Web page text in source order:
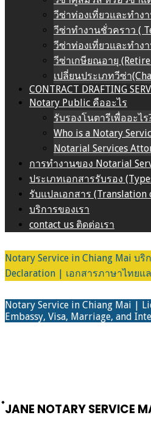
วีซ่าท่องเที่ยวและทำง
วีซ่าทำงานชั่วคราว (
วีซ่าท่องเที่ยวและทำง
วีซ่าเกษียณอายุ
เปลี่ยนประเภทวีซ่า
CONTRACT DRAFTING
Notary Public คืออะไร
รับรองโนตารีเพื่ออะไร
Who is a Notary
Notarial Services
การทำงานของ Notarial
ประเภทเอกสารรับรอง
รับแปลเอกสาร (Translation
บริการของเรา
contact us ติดต่อเรา
Notary Service in Chiang Mai
Declaration | เอกสารภาษาไทย
Notary Service in Chiang Mai |
Embassy, Visa, Marriage, and
JANE NOTARY SERVICE